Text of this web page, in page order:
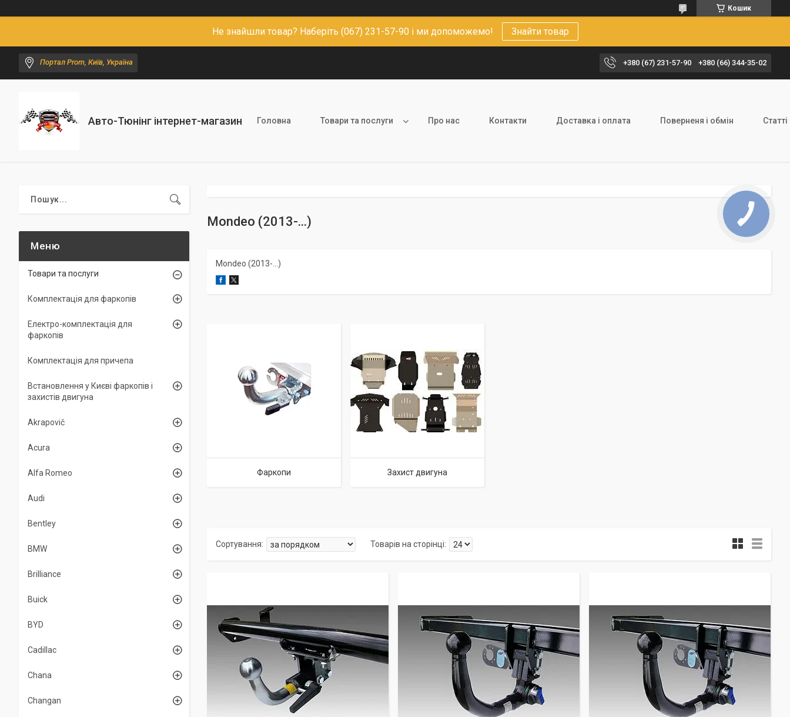
Кошик
Не знайшли товар? Наберіть (067) 231-57-90 і ми допоможемо! Знайти товар
Портал Prom, Київ, Україна +380 (67) 231-57-90 +380 (66) 344-35-02
Авто-Тюнінг інтернет-магазин Головна Товари та послуги Про нас Контакти Доставка і оплата Поверненя і обмін Статті
Mondeo (2013-...)
Mondeo (2013-...)
Фаркопи Захист двигуна
Товари та послуги
Комплектація для фаркопів
Електро-комплектація для
фаркопів
Комплектація для причепа
Встановлення у Києві фаркопів і
захистів двигуна
Akrapovič
Acura
Alfa Romeo
Audi
Bentley
BMW
Brilliance
Buick
BYD
Cadillac
Chana
Changan